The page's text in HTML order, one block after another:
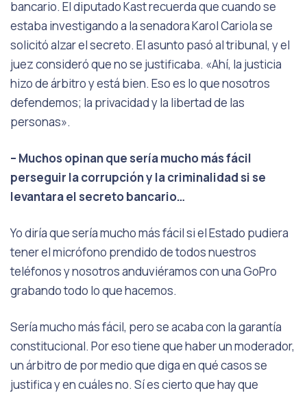
bancario. El diputado Kast recuerda que cuando se
estaba investigando a la senadora Karol Cariola se
solicitó alzar el secreto. El asunto pasó al tribunal, y el
juez consideró que no se justificaba. «Ahí, la justicia
hizo de árbitro y está bien. Eso es lo que nosotros
defendemos; la privacidad y la libertad de las
personas».
– Muchos opinan que sería mucho más fácil
perseguir la corrupción y la criminalidad si se
levantara el secreto bancario…
Yo diría que sería mucho más fácil si el Estado pudiera
tener el micrófono prendido de todos nuestros
teléfonos y nosotros anduviéramos con una GoPro
grabando todo lo que hacemos.
Sería mucho más fácil, pero se acaba con la garantía
constitucional. Por eso tiene que haber un moderador,
un árbitro de por medio que diga en qué casos se
justifica y en cuáles no. Sí es cierto que hay que